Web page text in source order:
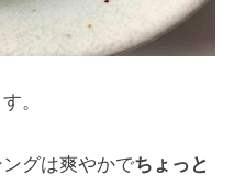
。
グは爽やかでちょっと